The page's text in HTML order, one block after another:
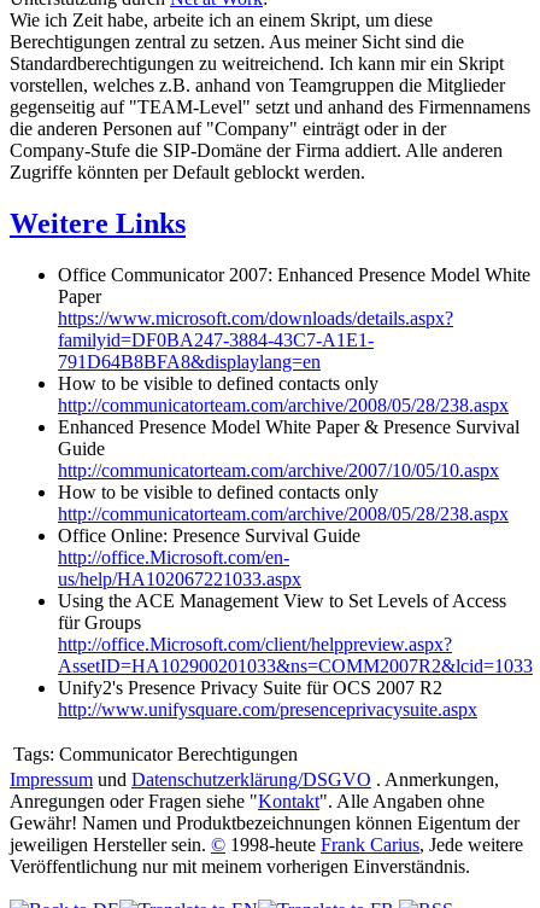
Wie ich Zeit habe, arbeite ich an einem Skript, um diese
Berechtigungen zentral zu setzen. Aus meiner Sicht sind die
Standardberechtigungen zu weitreichend. Ich kann mir ein Skript
vorstellen, welches z.B. anhand von Teamgruppen die Mitglieder
gegenseitig auf "TEAM-Level" setzt und anhand des Firmennamens
die anderen Personen auf "Company" einträgt oder in der
Company-Stufe die SIP-Domäne der Firma addiert. Alle anderen
Zugriffe könnten per Default geblockt werden.
Weitere Links
Office Communicator 2007: Enhanced Presence Model White
Paper
https://www.microsoft.com/downloads/details.aspx?
familyid=DF0BA247-3884-43C7-A1E1-
791D64B8BFA8&displaylang=en
How to be visible to defined contacts only
http://communicatorteam.com/archive/2008/05/28/238.aspx
Enhanced Presence Model White Paper & Presence Survival
Guide
http://communicatorteam.com/archive/2007/10/05/10.aspx
How to be visible to defined contacts only
http://communicatorteam.com/archive/2008/05/28/238.aspx
Office Online: Presence Survival Guide
http://office.Microsoft.com/en-
us/help/HA102067221033.aspx
Using the ACE Management View to Set Levels of Access
für Groups
http://office.Microsoft.com/client/helppreview.aspx?
AssetID=HA102900201033&ns=COMM2007R2&lcid=1033
Unify2's Presence Privacy Suite für OCS 2007 R2
http://www.unifysquare.com/presenceprivacysuite.aspx
Tags: Communicator Berechtigungen
Impressum und Datenschutzerklärung/DSGVO . Anmerkungen,
Anregungen oder Fragen siehe "Kontakt". Alle Angaben ohne
Gewähr! Namen und Produktbezeichnungen können Eigentum der
jeweiligen Hersteller sein. © 1998-heute Frank Carius, Jede weitere
Veröffentlichung nur mit meinem vorherigen Einverständnis.